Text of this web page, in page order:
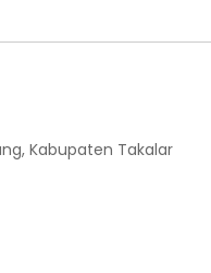
Kabupaten Takalar